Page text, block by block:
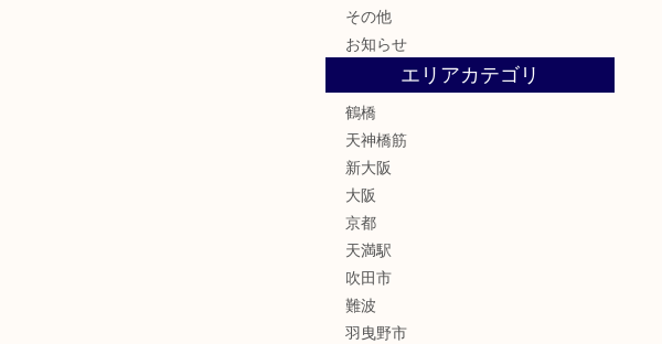
その他
お知らせ
エリアカテゴリ
鶴橋
天神橋筋
新大阪
大阪
京都
天満駅
吹田市
難波
羽曳野市